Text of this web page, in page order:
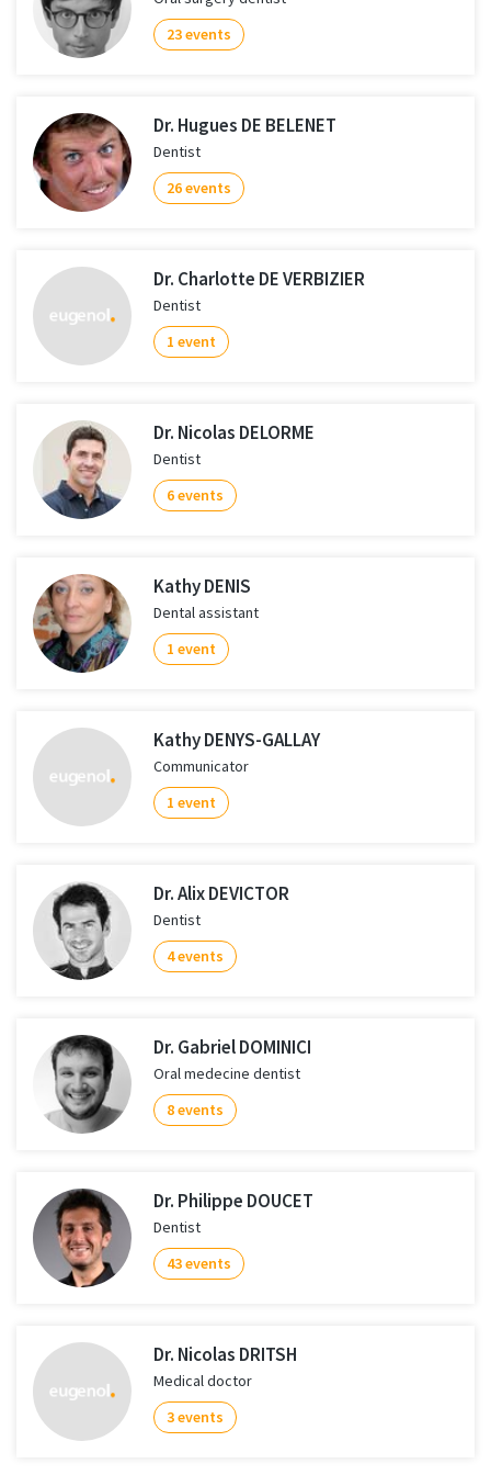
23 events
Dr. Hugues DE BELENET
Dentist
26 events
Dr. Charlotte DE VERBIZIER
Dentist
1 event
Dr. Nicolas DELORME
Dentist
6 events
Kathy DENIS
Dental assistant
1 event
Kathy DENYS-GALLAY
Communicator
1 event
Dr. Alix DEVICTOR
Dentist
4 events
Dr. Gabriel DOMINICI
Oral medecine dentist
8 events
Dr. Philippe DOUCET
Dentist
43 events
Dr. Nicolas DRITSH
Medical doctor
3 events